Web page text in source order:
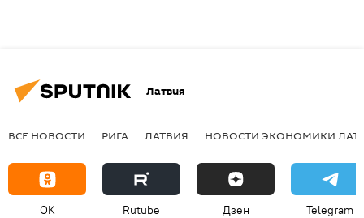
Латвия
ВСЕ НОВОСТИ РИГА ЛАТВИЯ НОВОСТИ ЭКОНОМИКИ
OK Rutube Дзен Telegram